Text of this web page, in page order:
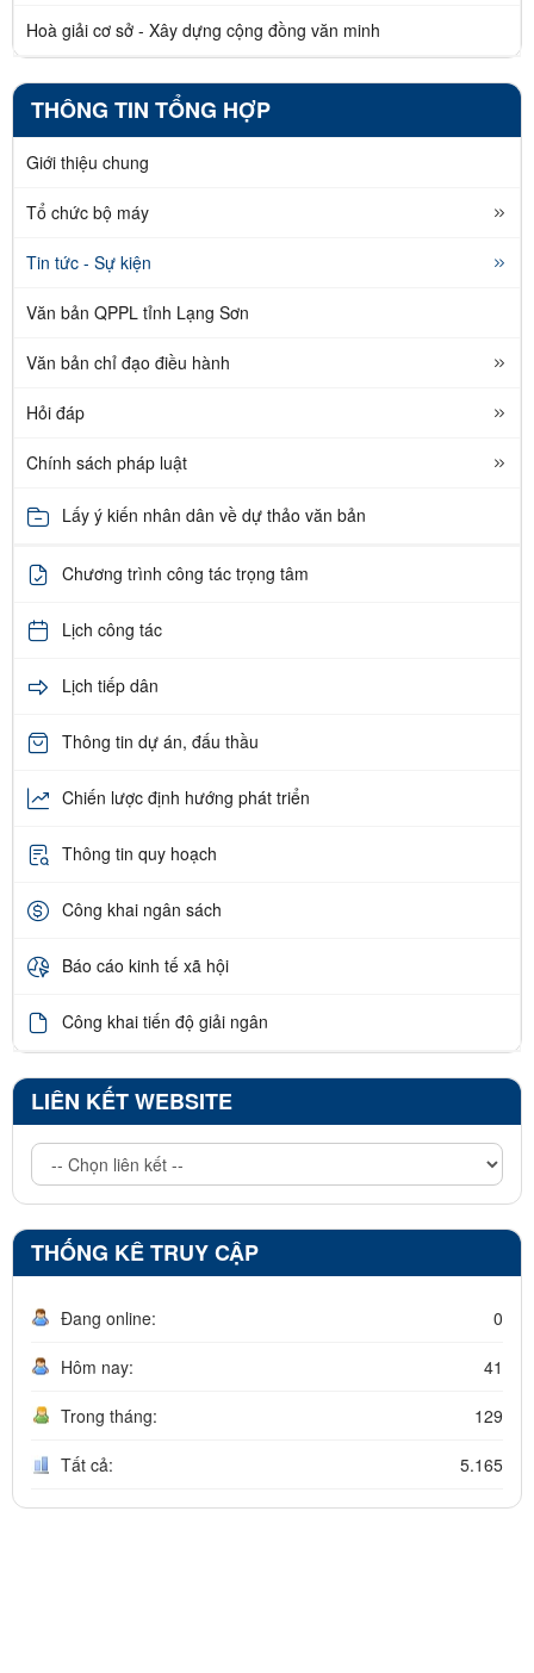
Hoà giải cơ sở - Xây dựng cộng đồng văn minh
THÔNG TIN TỔNG HỢP
Giới thiệu chung
Tổ chức bộ máy
Tin tức - Sự kiện
Văn bản QPPL tỉnh Lạng Sơn
Văn bản chỉ đạo điều hành
Hỏi đáp
Chính sách pháp luật
Lấy ý kiến nhân dân về dự thảo văn bản
Chương trình công tác trọng tâm
Lịch công tác
Lịch tiếp dân
Thông tin dự án, đấu thầu
Chiến lược định hướng phát triển
Thông tin quy hoạch
Công khai ngân sách
Báo cáo kinh tế xã hội
Công khai tiến độ giải ngân
LIÊN KẾT WEBSITE
THỐNG KÊ TRUY CẬP
Đang online: 0
Hôm nay: 41
Trong tháng: 129
Tất cả: 5.165